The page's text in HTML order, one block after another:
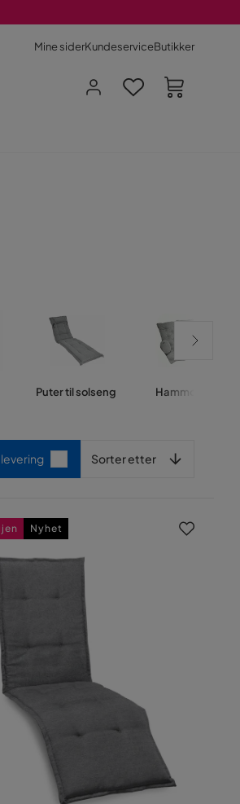
Mine siderKundeserviceButikker
Puter til solseng Hammockputer
levering Sorter etter
Nyhet